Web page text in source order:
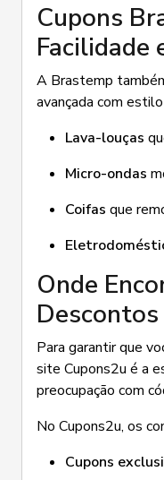
Cupons
Facilidade
A Brastemp
avançada com
Lava-louças
Micro-ondas
Coifas que
Onde
Descontos
Para garantir que
site Cupons2u é a
preocupação com
No Cupons2u, os
Cupons